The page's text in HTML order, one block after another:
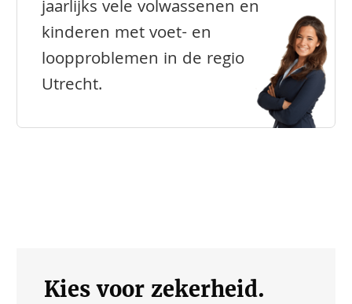
jaarlijks vele volwassenen en
kinderen met voet- en
loopproblemen in de regio
Utrecht.
Kies voor zekerheid.